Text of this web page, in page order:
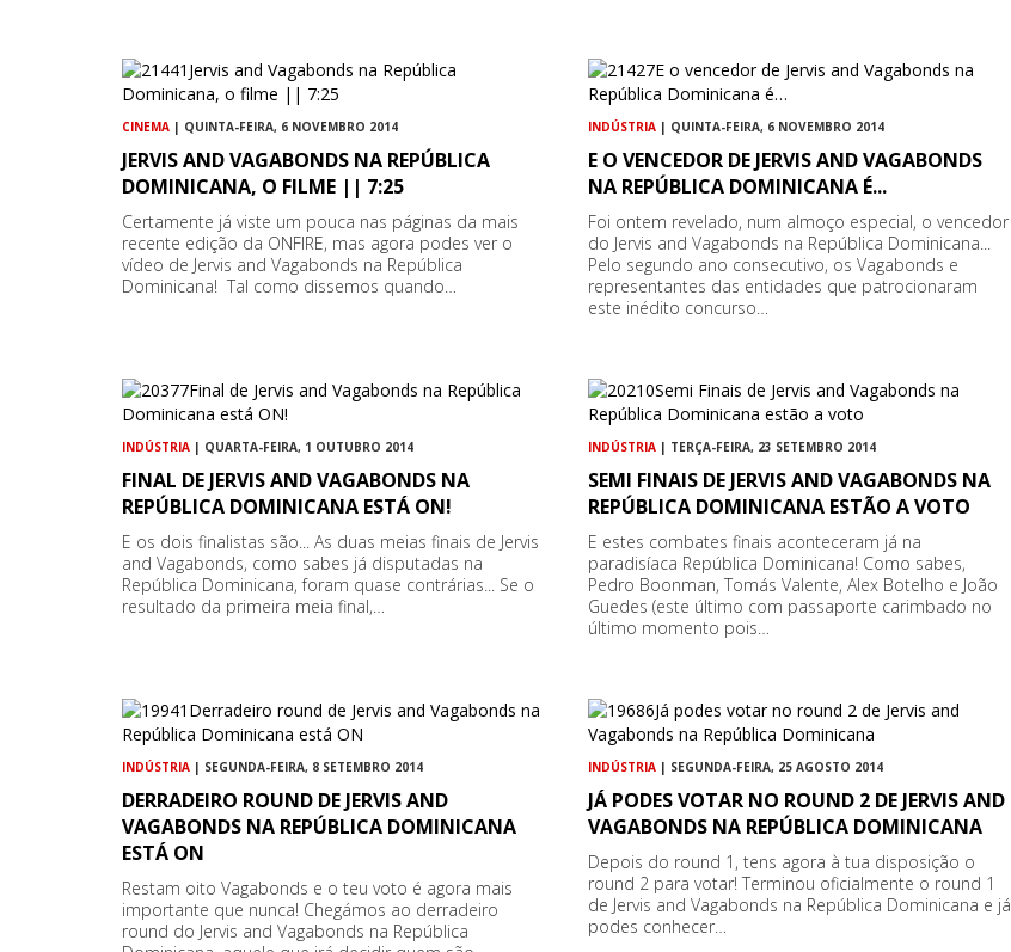
CINEMA | QUINTA-FEIRA, 6 NOVEMBRO 2014
JERVIS AND VAGABONDS NA REPÚBLICA
DOMINICANA, O FILME || 7:25
Certamente já viste um pouca nas páginas da mais
recente edição da ONFIRE, mas agora podes ver o
vídeo de Jervis and Vagabonds na República
Dominicana! Tal como dissemos quando…
INDÚSTRIA | QUINTA-FEIRA, 6 NOVEMBRO 2014
E O VENCEDOR DE JERVIS AND VAGABONDS
NA REPÚBLICA DOMINICANA É...
Foi ontem revelado, num almoço especial, o vencedor
do Jervis and Vagabonds na República Dominicana...
Pelo segundo ano consecutivo, os Vagabonds e
representantes das entidades que patrocionaram
este inédito concurso…
INDÚSTRIA | QUARTA-FEIRA, 1 OUTUBRO 2014
FINAL DE JERVIS AND VAGABONDS NA
REPÚBLICA DOMINICANA ESTÁ ON!
E os dois finalistas são... As duas meias finais de Jervis
and Vagabonds, como sabes já disputadas na
República Dominicana, foram quase contrárias... Se o
resultado da primeira meia final,…
INDÚSTRIA | TERÇA-FEIRA, 23 SETEMBRO 2014
SEMI FINAIS DE JERVIS AND VAGABONDS NA
REPÚBLICA DOMINICANA ESTÃO A VOTO
E estes combates finais aconteceram já na
paradisíaca República Dominicana! Como sabes,
Pedro Boonman, Tomás Valente, Alex Botelho e João
Guedes (este último com passaporte carimbado no
último momento pois…
INDÚSTRIA | SEGUNDA-FEIRA, 8 SETEMBRO 2014
DERRADEIRO ROUND DE JERVIS AND
VAGABONDS NA REPÚBLICA DOMINICANA
ESTÁ ON
Restam oito Vagabonds e o teu voto é agora mais
importante que nunca! Chegámos ao derradeiro
round do Jervis and Vagabonds na República
INDÚSTRIA | SEGUNDA-FEIRA, 25 AGOSTO 2014
JÁ PODES VOTAR NO ROUND 2 DE JERVIS AND
VAGABONDS NA REPÚBLICA DOMINICANA
Depois do round 1, tens agora à tua disposição o
round 2 para votar! Terminou oficialmente o round 1
de Jervis and Vagabonds na República Dominicana e já
podes conhecer…